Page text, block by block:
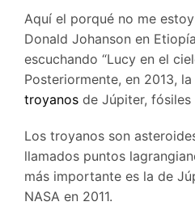
Aquí el porqué no me
Donald Johanson en
escuchando “Lucy en el
Posteriormente, en 2013, la
troyanos de Júpiter, fósiles
Los troyanos son
llamados puntos
más importante es la de
NASA en 2011.